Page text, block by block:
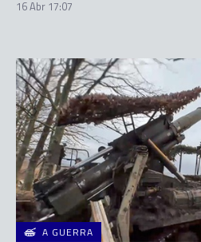
16 Abr 17:07
A GUERRA